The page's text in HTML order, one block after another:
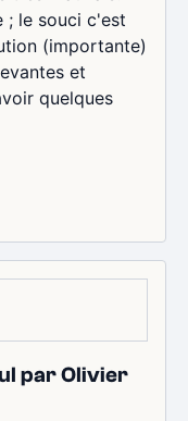
; le souci c'est
(importante)
et
quelques
par Olivier